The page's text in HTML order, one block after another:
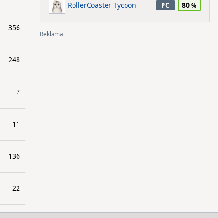
356
248
7
11
136
22
RollerCoaster Tycoon PC 80